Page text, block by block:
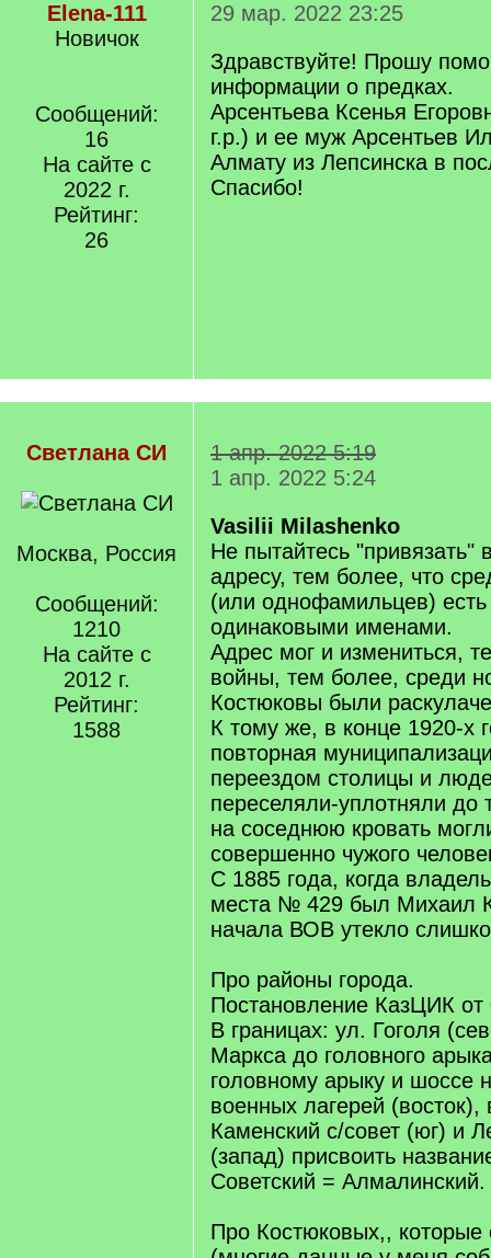
Elena-111
Новичок
Сообщений:
16
На сайте с
2022 г.
Рейтинг:
26
29 мар. 2022 23:25
Здравствуйте! Прошу
информации о предках.
Арсентьева Ксенья
г.р.) и ее муж Арсентьев
Алмату из Лепсинска в
Спасибо!
Светлана СИ
Москва, Россия
Сообщений:
1210
На сайте с
2012 г.
Рейтинг:
1588
1 апр. 2022 5:19
1 апр. 2022 5:24
Vasilii Milashenko
Не пытайтесь "привязать"
адресу, тем более, что
(или однофамильцев)
одинаковыми именами.
Адрес мог и измениться,
войны, тем более, среди
Костюковы были
К тому же, в конце 1920-х
повторная
переездом столицы и
переселяли-уплотняли до
на соседнюю кровать
совершенно чужого
С 1885 года, когда
места № 429 был Михаил
начала ВОВ утекло
Про районы города.
Постановление КазЦИК от
В границах: ул. Гоголя
Маркса до головного
головному арыку и шоссе
военных лагерей (восток),
Каменский с/совет (юг) и
(запад) присвоить
Советский = Алмалинский.
Про Костюковых,, которые